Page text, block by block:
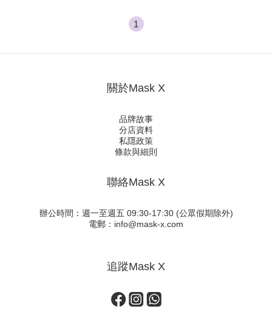
1
關於Mask X
品牌故事
分店資料
私隱政策
條款與細則
聯絡Mask X
辦公時間：週一至週五 09:30-17:30 (公眾假期除外)
電郵：info@mask-x.com
追蹤Mask X